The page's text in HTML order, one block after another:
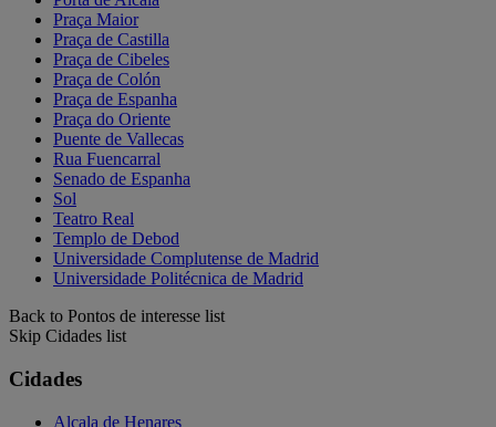
Praça Maior
Praça de Castilla
Praça de Cibeles
Praça de Colón
Praça de Espanha
Praça do Oriente
Puente de Vallecas
Rua Fuencarral
Senado de Espanha
Sol
Teatro Real
Templo de Debod
Universidade Complutense de Madrid
Universidade Politécnica de Madrid
Back to Pontos de interesse list
Skip Cidades list
Cidades
Alcala de Henares